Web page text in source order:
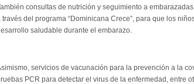
consultas de nutrición y seguimiento a
través del programa “Dominicana Crece”, para que los
saludable durante el embarazo.
servicios de vacunación para la prevención a la
PCR para detectar el virus de la enfermedad, entre